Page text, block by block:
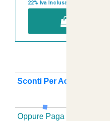
22% Iva Inclusa
Sconti Per Acquisti
Oppure Paga Senza